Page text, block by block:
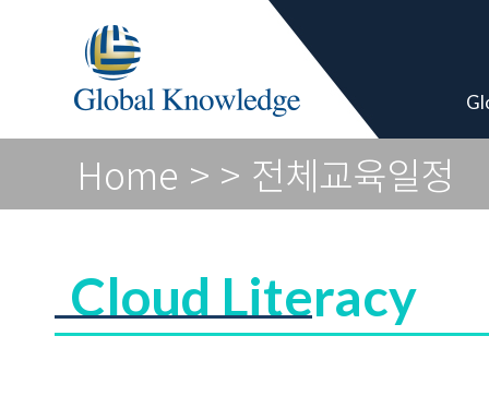
Academy
Home > > 전체교육일정
Cloud Literacy